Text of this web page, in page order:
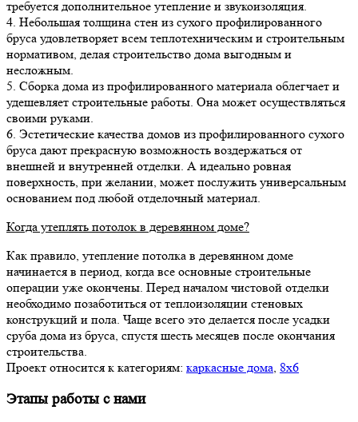
требуется дополнительное утепление и звукоизоляция.
4. Небольшая толщина стен из сухого профилированного
бруса удовлетворяет всем теплотехническим и строительным
нормативом, делая строительство дома выгодным и
несложным.
5. Сборка дома из профилированного материала облегчает и
удешевляет строительные работы. Она может осуществляться
своими руками.
6. Эстетические качества домов из профилированного сухого
бруса дают прекрасную возможность воздержаться от
внешней и внутренней отделки. А идеально ровная
поверхность, при желании, может послужить универсальным
основанием под любой отделочный материал.
Когда утеплять потолок в деревянном доме?
Как правило, утепление потолка в деревянном доме
начинается в период, когда все основные строительные
операции уже окончены. Перед началом чистовой отделки
необходимо позаботиться от теплоизоляции стеновых
конструкций и пола. Чаще всего это делается после усадки
сруба дома из бруса, спустя шесть месяцев после окончания
строительства.
Проект относится к категориям: каркасные дома, 8х6
Этапы работы с нами